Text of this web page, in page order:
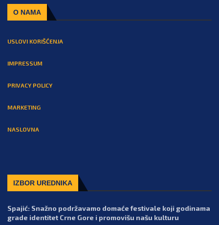
O NAMA
USLOVI KORIŠĆENJA
IMPRESSUM
PRIVACY POLICY
MARKETING
NASLOVNA
IZBOR UREDNIKA
Spajić: Snažno podržavamo domaće festivale koji godinama
grade identitet Crne Gore i promovišu našu kulturu